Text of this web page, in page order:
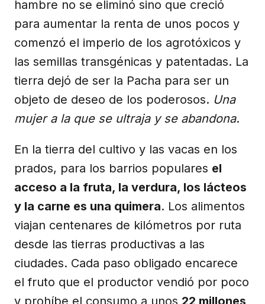
hambre no se eliminó sino que creció
para aumentar la renta de unos pocos y
comenzó el imperio de los agrotóxicos y
las semillas transgénicas y patentadas. La
tierra dejó de ser la Pacha para ser un
objeto de deseo de los poderosos. Una
mujer a la que se ultraja y se abandona.
En la tierra del cultivo y las vacas en los
prados, para los barrios populares el
acceso a la fruta, la verdura, los lácteos
y la carne es una quimera. Los alimentos
viajan centenares de kilómetros por ruta
desde las tierras productivas a las
ciudades. Cada paso obligado encarece
el fruto que el productor vendió por poco
y prohíbe el consumo a unos 22 millones